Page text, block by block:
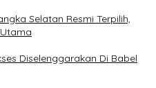
Selatan Resmi Terpilih,
Diselenggarakan Di Babel